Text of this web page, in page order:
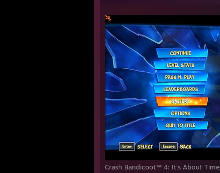
Crash Bandicoot™ 4: It’s About Time